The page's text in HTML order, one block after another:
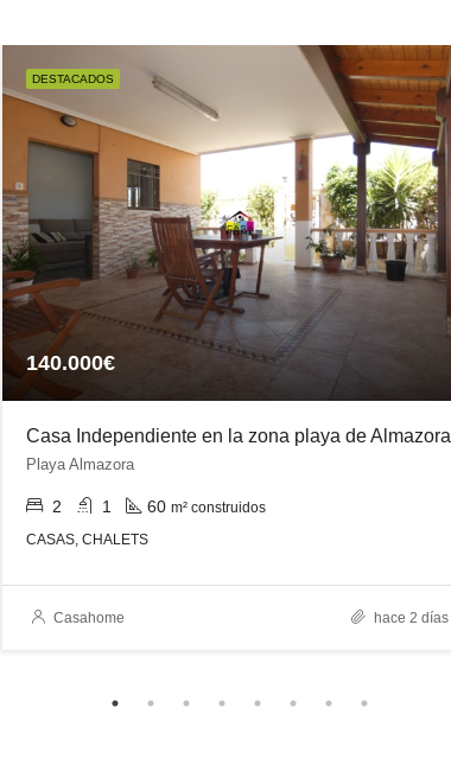
DESTACADOS
140.000€
Casa Independiente en la zona playa de Almazora
Playa Almazora
2 1 60 m² construidos
CASAS, CHALETS
Casahome hace 2 días